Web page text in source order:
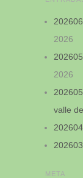
2026
2026
valle
META